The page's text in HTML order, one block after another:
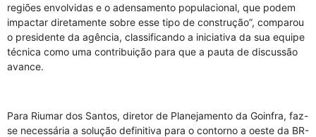
regiões envolvidas e o adensamento populacional, que podem
impactar diretamente sobre esse tipo de construção”, comparou
o presidente da agência, classificando a iniciativa da sua equipe
técnica como uma contribuição para que a pauta de discussão
avance.
Para Riumar dos Santos, diretor de Planejamento da Goinfra, faz-
se necessária a solução definitiva para o contorno a oeste da BR-